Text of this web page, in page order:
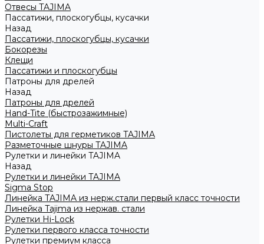
Отвесы TAJIMA
Пассатижи, плоскогубцы, кусачки
Назад
Пассатижи, плоскогубцы, кусачки
Бокорезы
Клещи
Пассатижи и плоскогубцы
Патроны для дрелей
Назад
Патроны для дрелей
Hand-Tite (быстрозажимные)
Multi-Craft
Пистолеты для герметиков TAJIMA
Разметочные шнуры TAJIMA
Рулетки и линейки TAJIMA
Назад
Рулетки и линейки TAJIMA
Sigma Stop
Линейка TAJIMA из нерж.стали первый класс точности
Линейка Tajima из нержав. стали
Рулетки Hi-Lock
Рулетки первого класса точности
Рулетки премиум класса